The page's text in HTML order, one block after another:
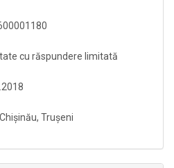
cu răspundere limitată
Truşeni